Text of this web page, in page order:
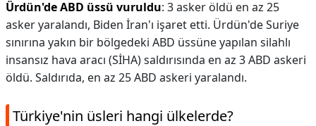
Ürdün'de ABD üssü vuruldu: 3 asker öldü en az 25
asker yaralandı, Biden İran'ı işaret etti. Ürdün'de Suriye
sınırına yakın bir bölgedeki ABD üssüne yapılan silahlı
insansız hava aracı (SİHA) saldırısında en az 3 ABD askeri
öldü. Saldırıda, en az 25 ABD askeri yaralandı.
Türkiye'nin üsleri hangi ülkelerde?